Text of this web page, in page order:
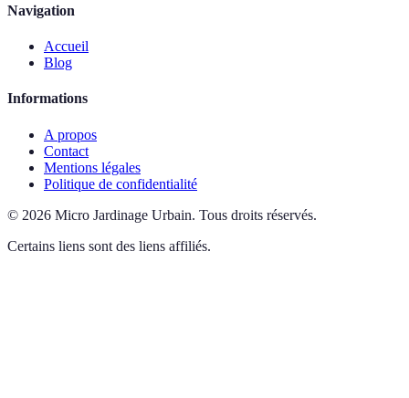
Navigation
Accueil
Blog
Informations
A propos
Contact
Mentions légales
Politique de confidentialité
© 2026 Micro Jardinage Urbain. Tous droits réservés.
Certains liens sont des liens affiliés.